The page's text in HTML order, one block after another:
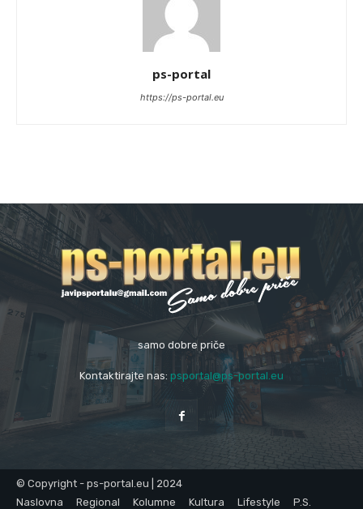
ps-portal
https://ps-portal.eu
samo dobre priče
Kontaktirajte nas: psportal@ps-portal.eu
© Copyright - ps-portal.eu | 2024
Naslovna
Regional Kolumne Kultura Lifestyle
P.S.